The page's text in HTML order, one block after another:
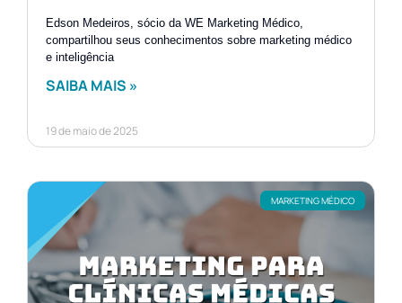
Edson Medeiros, sócio da WE Marketing Médico,
compartilhou seus conhecimentos sobre marketing médico
e inteligência
SAIBA MAIS »
19 de maio de 2025
MARKETING MÉDICO